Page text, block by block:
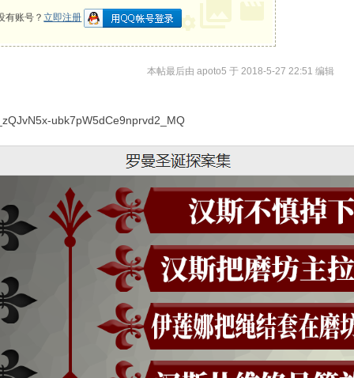
有账号？立即注册
本帖最后由 apoto5 于 2018-5-27 22:51 编辑
ubk7pW5dCe9nprvd2_MQ